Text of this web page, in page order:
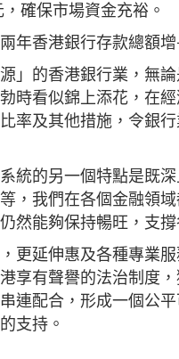
，確保市場資金充裕。
年香港銀行存款總額
」的香港銀行業，無
時看似錦上添花，在
率及其他措施，令銀
統的另一個特點是既
，我們在各個金融領
然能夠保持暢旺，支撐
更延伸惠及各種專業
享有聲譽的法治制度
連配合，形成一個公
支持。